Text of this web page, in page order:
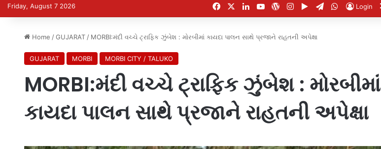
Friday, August 7 2026 FacebookLinkedInYouTubeWordPress
Instagram
Google Play
Telegram
WhatsApp
Login
Home / GUJARAT / MORBI:મંદી વચ્ચે ટ્રાફિક ઝુંબેશ : મોરબીમાં કાયદા પાલન સાથે પ્રજાને રાહતની અપેક્ષા
GUJARAT MORBI MORBI CITY / TALUKO
MORBI:મંદી વચ્ચે ટ્રાફિક ઝુંબેશ : મોરબીમાં
કાયદા પાલન સાથે પ્રજાને રાહતની અપેક્ષા